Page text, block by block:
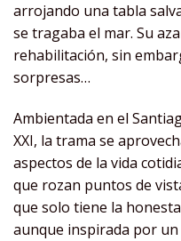
arrojando una tabla
se tragaba el mar. Su
rehabilitación, sin
sorpresas…
Ambientada en el
XXI, la trama se
aspectos de la vida
que rozan puntos de
que solo tiene la
aunque inspirada por